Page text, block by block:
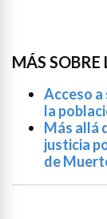
MÁS
Acceso
la
Más allá
justicia
de